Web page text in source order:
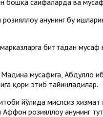
анҳунинг бу
биттадан
Мадина мусҳафига,
қори этиб тайинладилар.
йўлида мислсиз хизмат
розияллоҳу анҳунинг